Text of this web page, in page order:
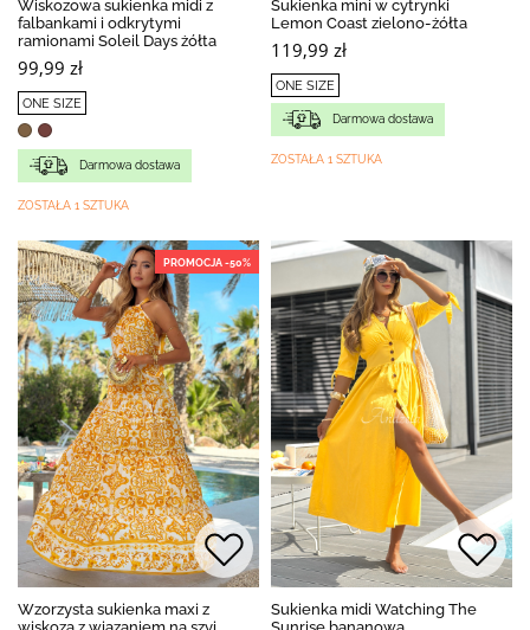
Wiskozowa sukienka midi z
falbankami i odkrytymi
ramionami Soleil Days żółta
99,99 zł
ONE SIZE
Darmowa dostawa
ZOSTAŁA 1 SZTUKA
Sukienka mini w cytrynki
Lemon Coast zielono-żółta
119,99 zł
ONE SIZE
Darmowa dostawa
ZOSTAŁA 1 SZTUKA
PROMOCJA -50%
Wzorzysta sukienka maxi z
Sukienka midi Watching The